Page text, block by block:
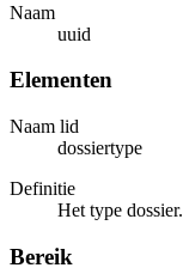
Naam
uuid
Elementen
Naam lid
dossiertype
Definitie
Het type dossier.
Bereik